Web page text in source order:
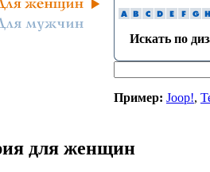
Искать по
Пример: Joop!,
для женщин